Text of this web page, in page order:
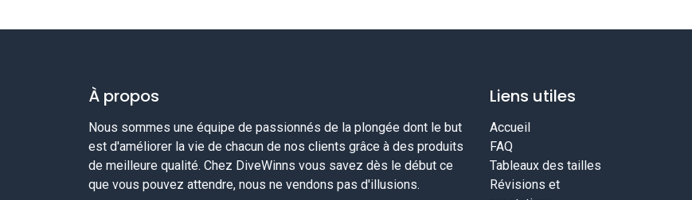
À propos
Nous sommes une équipe de passionnés de la plongée dont le but
est d'améliorer la vie de chacun de nos clients grâce à des produits
de meilleure qualité. Chez DiveWinns vous savez dès le début ce
que vous pouvez attendre, nous ne vendons pas d'illusions.
Liens utiles
Accueil
FAQ
Tableaux des tailles
Révisions et